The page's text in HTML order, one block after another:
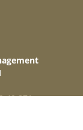
49 871